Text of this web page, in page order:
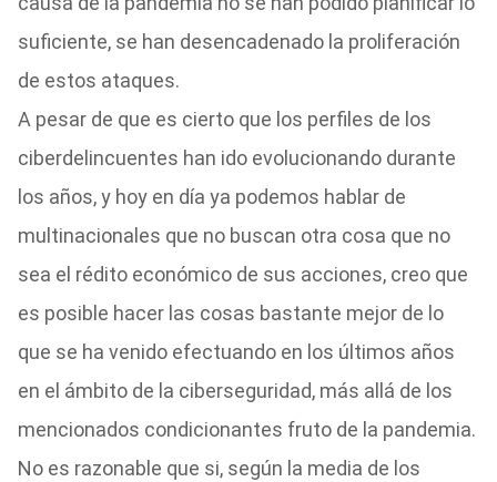
suficiente, se han desencadenado la proliferación
de estos ataques.
A pesar de que es cierto que los perfiles de los
ciberdelincuentes han ido evolucionando durante
los años, y hoy en día ya podemos hablar de
multinacionales que no buscan otra cosa que no
sea el rédito económico de sus acciones, creo que
es posible hacer las cosas bastante mejor de lo
que se ha venido efectuando en los últimos años
en el ámbito de la ciberseguridad, más allá de los
mencionados condicionantes fruto de la pandemia.
No es razonable que si, según la media de los